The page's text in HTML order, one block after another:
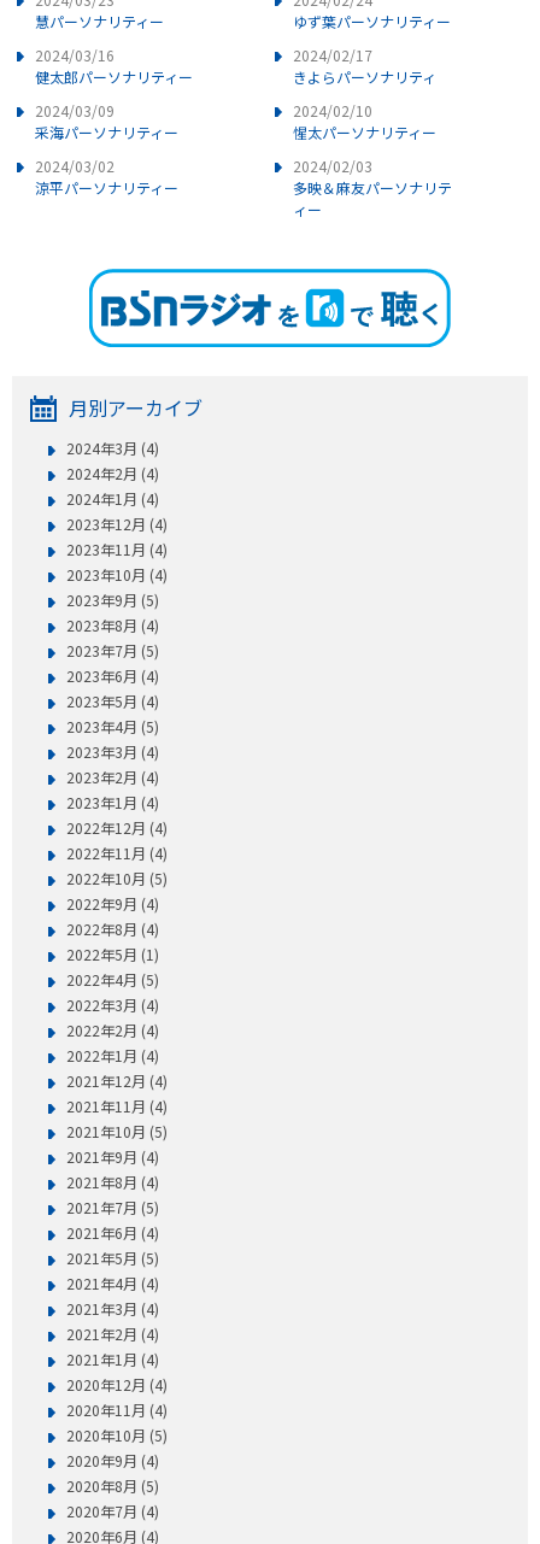
慧パーソナリティー
2024/03/16
健太郎パーソナリティー
2024/03/09
采海パーソナリティー
2024/03/02
涼平パーソナリティー
ゆず葉パーソナリティー
2024/02/17
きよらパーソナリティ
2024/02/10
惺太パーソナリティー
2024/02/03
多映＆麻友パーソナリテ
ィー
月別アーカイブ
2024年3月 (4)
2024年2月 (4)
2024年1月 (4)
2023年12月 (4)
2023年11月 (4)
2023年10月 (4)
2023年9月 (5)
2023年8月 (4)
2023年7月 (5)
2023年6月 (4)
2023年5月 (4)
2023年4月 (5)
2023年3月 (4)
2023年2月 (4)
2023年1月 (4)
2022年12月 (4)
2022年11月 (4)
2022年10月 (5)
2022年9月 (4)
2022年8月 (4)
2022年5月 (1)
2022年4月 (5)
2022年3月 (4)
2022年2月 (4)
2022年1月 (4)
2021年12月 (4)
2021年11月 (4)
2021年10月 (5)
2021年9月 (4)
2021年8月 (4)
2021年7月 (5)
2021年6月 (4)
2021年5月 (5)
2021年4月 (4)
2021年3月 (4)
2021年2月 (4)
2021年1月 (4)
2020年12月 (4)
2020年11月 (4)
2020年10月 (5)
2020年9月 (4)
2020年8月 (5)
2020年7月 (4)
2020年6月 (4)